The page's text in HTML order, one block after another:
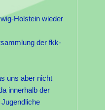
Holstein wieder
der fkk-
uns aber nicht
innerhalb der